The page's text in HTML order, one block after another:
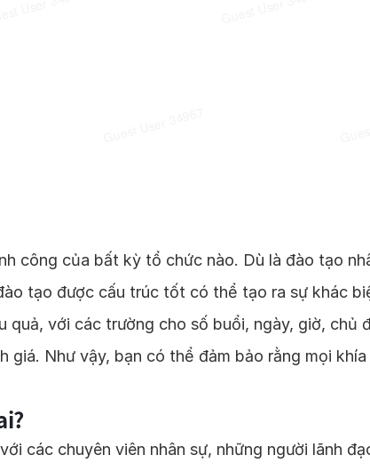
công của bất kỳ tổ chức nào. Dù là đào tạo
tạo được cấu trúc tốt có thể tạo ra sự khác
với các trường cho số buổi, ngày, giờ,
giá. Như vậy, bạn có thể đảm bảo rằng mọi
các chuyên viên nhân sự, những người lãnh